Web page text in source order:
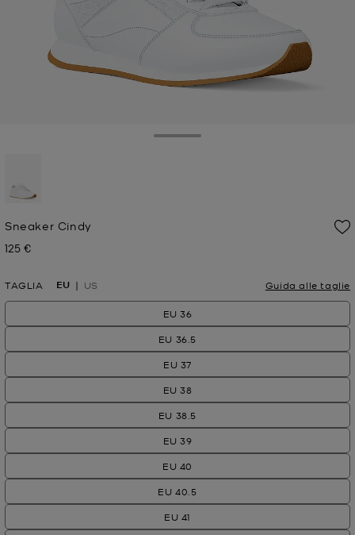
Sneaker Cindy
Prezzo attuale
125 €
TAGLIA EU US Guida alle taglie
EU 36
EU 36.5
EU 37
EU 38
EU 38.5
EU 39
EU 40
EU 40.5
EU 41